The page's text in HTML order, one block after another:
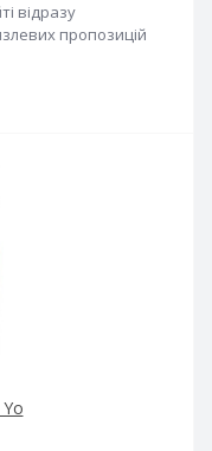
відразу
пропозицій